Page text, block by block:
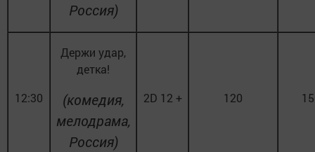
Россия)
12:30
Держи удар,
детка!
(комедия,
мелодрама,
Россия)
2D 12 + 120